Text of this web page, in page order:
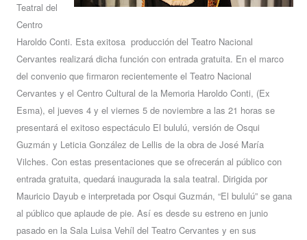
Teatral del
Centro
Haroldo Conti. Esta exitosa producción del Teatro Nacional
Cervantes realizará dicha función con entrada gratuita. En el marco
del convenio que firmaron recientemente el Teatro Nacional
Cervantes y el Centro Cultural de la Memoria Haroldo Conti, (Ex
Esma), el jueves 4 y el viernes 5 de noviembre a las 21 horas se
presentará el exitoso espectáculo El bululú, versión de Osqui
Guzmán y Leticia González de Lellis de la obra de José María
Vilches. Con estas presentaciones que se ofrecerán al público con
entrada gratuita, quedará inaugurada la sala teatral. Dirigida por
Mauricio Dayub e interpretada por Osqui Guzmán, “El bululú” se gana
al público que aplaude de pie. Así es desde su estreno en junio
pasado en la Sala Luisa Vehíl del Teatro Cervantes y en sus